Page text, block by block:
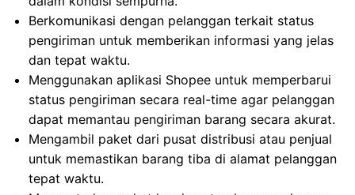
Berkomunikasi dengan pelanggan terkait status
pengiriman untuk memberikan informasi yang jelas
dan tepat waktu.
Menggunakan aplikasi Shopee untuk memperbarui
status pengiriman secara real-time agar pelanggan
dapat memantau pengiriman barang secara akurat.
Mengambil paket dari pusat distribusi atau penjual
untuk memastikan barang tiba di alamat pelanggan
tepat waktu.